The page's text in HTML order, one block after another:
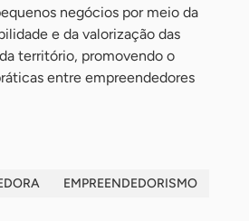
negócios por meio da
e da valorização das
território, promovendo o
entre empreendedores
EMPREENDEDORISMO